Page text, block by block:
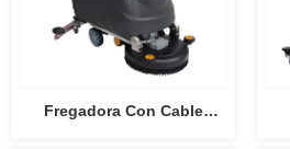
Fregadora Con Cable